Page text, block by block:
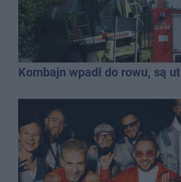
Kombajn wpadł do rowu, są